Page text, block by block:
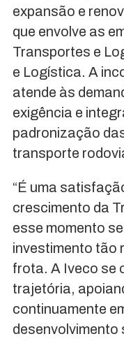
expansão e
que envolve as
Transportes e
e Logística. A
atende às
exigência e
padronização
transporte
“É uma
crescimento da
esse momento
investimento tão
frota. A Iveco se
trajetória,
continuamente
desenvolvimento